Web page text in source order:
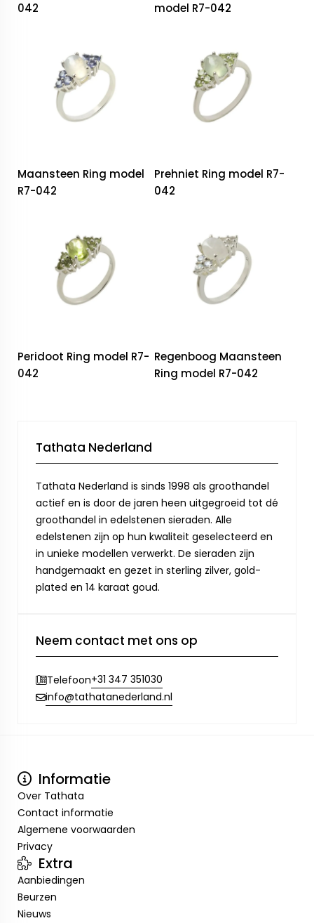
042
model R7-042
Maansteen Ring model
R7-042
Prehniet Ring model R7-
042
Peridoot Ring model R7-
042
Regenboog Maansteen
Ring model R7-042
Tathata Nederland
Tathata Nederland is sinds 1998 als groothandel
actief en is door de jaren heen uitgegroeid tot dé
groothandel in edelstenen sieraden. Alle
edelstenen zijn op hun kwaliteit geselecteerd en
in unieke modellen verwerkt. De sieraden zijn
handgemaakt en gezet in sterling zilver, gold-
plated en 14 karaat goud.
Neem contact met ons op
Telefoon+31 347 351030
info@tathatanederland.nl
Informatie
Over Tathata
Contact informatie
Algemene voorwaarden
Privacy
Extra
Aanbiedingen
Beurzen
Nieuws